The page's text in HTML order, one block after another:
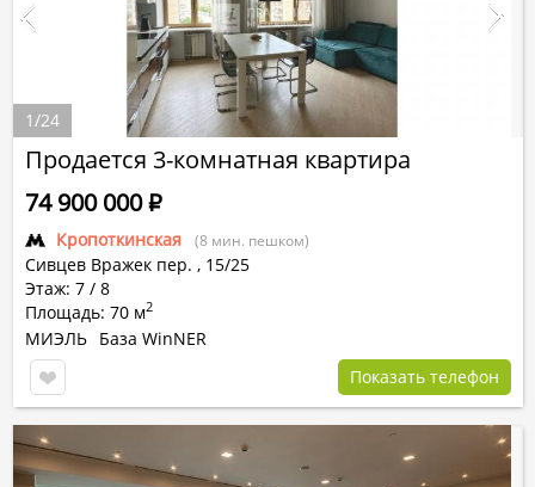
Продается 3-комнатная квартира
Кропоткинская (8 мин. пешком)
Сивцев Вражек пер. , 15/25
Этаж: 7 / 8
Площадь: 70 м2
74 900 000Р
МИЭЛЬ База WinNER
Показать телефон
1/24